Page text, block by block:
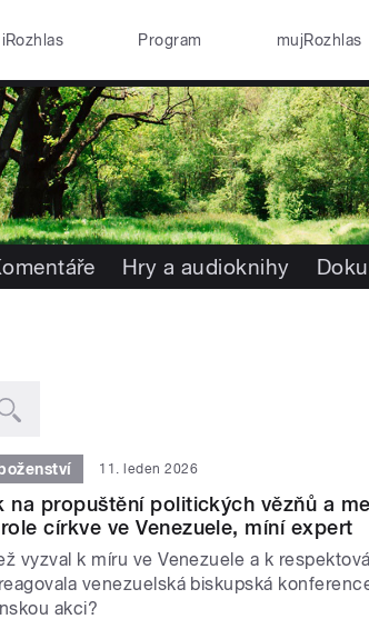
iRozhlas Program mujRozhlas
Hry a audioknihy
11. leden 2026
na propuštění politických vězňů a
církve ve Venezuele, míní expert
vyzval k míru ve Venezuele a k
venezuelská biskupská
akci?